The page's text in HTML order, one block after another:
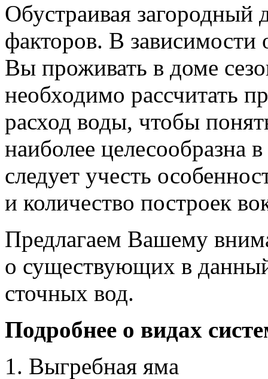
Обустраивая
факторов. В зависимости
Вы проживать в доме
необходимо рассчитать
расход воды, чтобы
наиболее целесообразна
следует учесть
и количество построек
Предлагаем Вашему
о существующих в
сточных вод.
Подробнее о видах
Выгребная яма